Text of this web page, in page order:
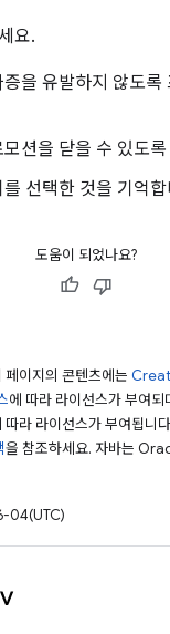
요.
을 유발하지 않도록
션을 닫을 수 있도
선택한 것을 기억
도움이 되었나요?
페이지의 콘텐츠에는
에 따라 라이선스가 부여되
따라 라이선스가 부여됩니
을 참조하세요. 자바는
04(UTC)